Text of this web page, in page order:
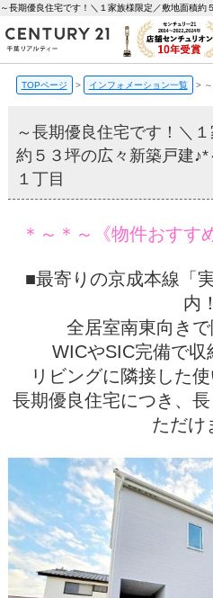
TOPページ > インフォメーション一覧 >
～長期優良住宅です！＼
約５３坪の広々新築戸建
１丁目
＊～＊～《物件おすす
■最寄りの京成本線「
内！
全居室南東向きで
WICやSIC完備で収
リビングに隣接した
長期優良住宅につき、
ただけ